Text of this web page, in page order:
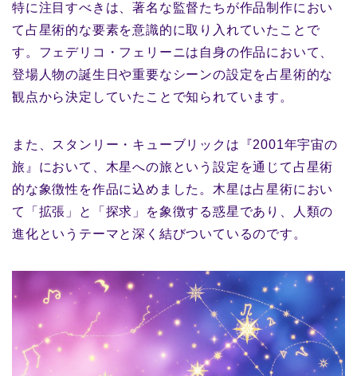
特に注目すべきは、著名な監督たちが作品制作におい
て占星術的な要素を意識的に取り入れていたことで
す。フェデリコ・フェリーニは自身の作品において、
登場人物の誕生日や重要なシーンの設定を占星術的な
観点から決定していたことで知られています。
また、スタンリー・キューブリックは『2001年宇宙の
旅』において、木星への旅という設定を通じて占星術
的な象徴性を作品に込めました。木星は占星術におい
て「拡張」と「探求」を象徴する惑星であり、人類の
進化というテーマと深く結びついているのです。